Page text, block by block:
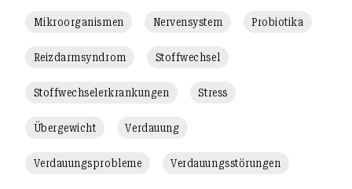
Mikroorganismen Nervensystem Probiotika
Reizdarmsyndrom Stoffwechsel
Stoffwechselerkrankungen Stress
Übergewicht Verdauung
Verdauungsprobleme Verdauungsstörungen